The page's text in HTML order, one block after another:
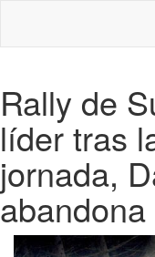
Rally de
líder tras
jornada,
abandona